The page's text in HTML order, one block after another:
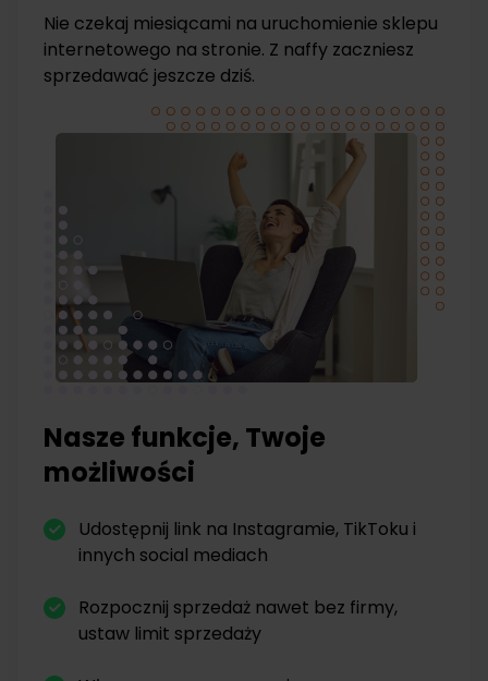
Nie czekaj miesiącami na uruchomienie sklepu
internetowego na stronie. Z naffy zaczniesz
sprzedawać jeszcze dziś.
Nasze funkcje, Twoje
możliwości
Udostępnij link na Instagramie, TikToku i
innych social mediach
Rozpocznij sprzedaż nawet bez firmy,
ustaw limit sprzedaży